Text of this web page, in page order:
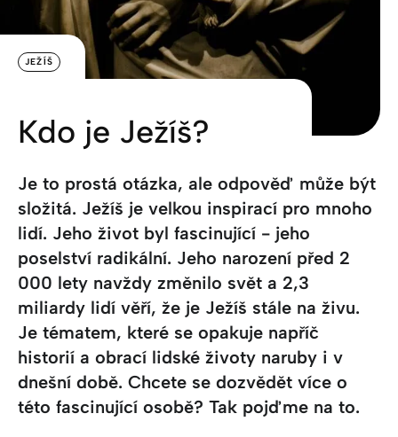
JEŽÍŠ
Kdo je Ježíš?
Je to prostá otázka, ale odpověď může být
složitá. Ježíš je velkou inspirací pro mnoho
lidí. Jeho život byl fascinující - jeho
poselství radikální. Jeho narození před 2
000 lety navždy změnilo svět a 2,3
miliardy lidí věří, že je Ježíš stále na živu.
Je tématem, které se opakuje napříč
historií a obrací lidské životy naruby i v
dnešní době. Chcete se dozvědět více o
této fascinující osobě? Tak pojďme na to.